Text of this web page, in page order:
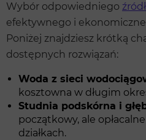
Wybór odpowiedniego
efektywnego i
Poniżej znajdziesz krótką
dostępnych rozwiązań:
Woda z sieci
kosztowna w długim
Studnia podskórna i
początkowy, ale
działkach.